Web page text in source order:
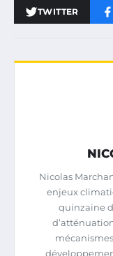
TWITTER
Nicolas
enjeux
quinzaine